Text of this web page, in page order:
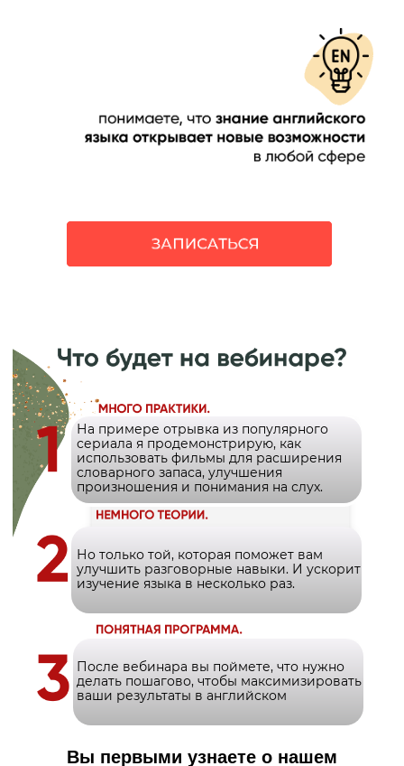
На примере отрывка из популярного
сериала я продемонстрирую, как
использовать фильмы для расширения
словарного запаса, улучшения
произношения и понимания на слух.
Но только той, которая поможет вам
улучшить разговорные навыки. И ускорит
изучение языка в несколько раз.
После вебинара вы поймете, что нужно
делать пошагово, чтобы максимизировать
ваши результаты в английском
Вы первыми узнаете о нашем